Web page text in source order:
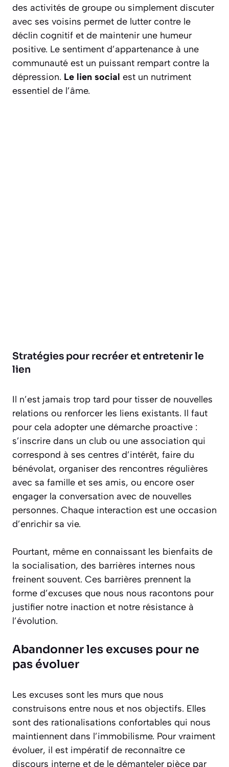
des activités de groupe ou simplement discuter
avec ses voisins permet de lutter contre le
déclin cognitif et de maintenir une humeur
positive. Le sentiment d’appartenance à une
communauté est un puissant rempart contre la
dépression. Le lien social est un nutriment
essentiel de l’âme.
Stratégies pour recréer et entretenir le
lien
Il n’est jamais trop tard pour tisser de nouvelles
relations ou renforcer les liens existants. Il faut
pour cela adopter une démarche proactive :
s’inscrire dans un club ou une association qui
correspond à ses centres d’intérêt, faire du
bénévolat, organiser des rencontres régulières
avec sa famille et ses amis, ou encore oser
engager la conversation avec de nouvelles
personnes. Chaque interaction est une occasion
d’enrichir sa vie.
Pourtant, même en connaissant les bienfaits de
la socialisation, des barrières internes nous
freinent souvent. Ces barrières prennent la
forme d’excuses que nous nous racontons pour
justifier notre inaction et notre résistance à
l’évolution.
Abandonner les excuses pour ne
pas évoluer
Les excuses sont les murs que nous
construisons entre nous et nos objectifs. Elles
sont des rationalisations confortables qui nous
maintiennent dans l’immobilisme. Pour vraiment
évoluer, il est impératif de reconnaître ce
discours interne et de le démanteler pièce par